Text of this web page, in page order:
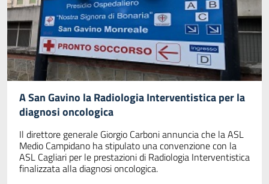
A San Gavino la Radiologia Interventistica per la
diagnosi oncologica
Il direttore generale Giorgio Carboni annuncia che la ASL
Medio Campidano ha stipulato una convenzione con la
ASL Cagliari per le prestazioni di Radiologia Interventistica
finalizzata alla diagnosi oncologica.